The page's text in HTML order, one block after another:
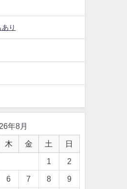
り
年8月
木 金 土 日
1 2
6 7 8 9